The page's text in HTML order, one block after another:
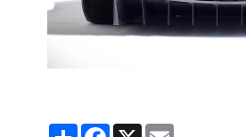
PartagerFacebook
X